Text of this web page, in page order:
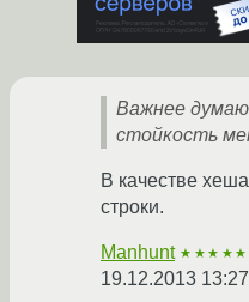
Важнее думаю
стойкость
В качестве
строки.
Manhunt ★★★★★
19.12.2013